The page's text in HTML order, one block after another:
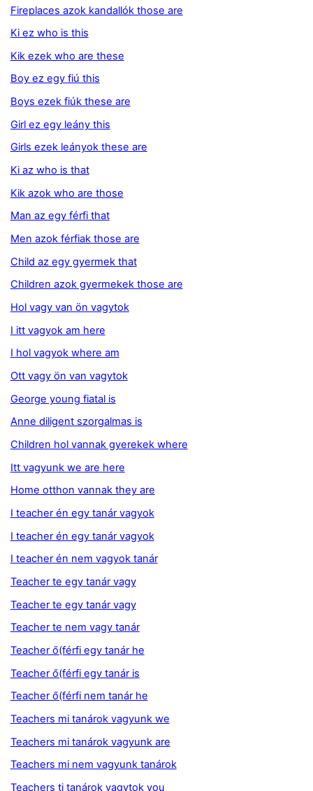
Fireplaces azok kandallók those are
Ki ez who is this
Kik ezek who are these
Boy ez egy fiú this
Boys ezek fiúk these are
Girl ez egy leány this
Girls ezek leányok these are
Ki az who is that
Kik azok who are those
Man az egy férfi that
Men azok férfiak those are
Child az egy gyermek that
Children azok gyermekek those are
Hol vagy van ön vagytok
I itt vagyok am here
I hol vagyok where am
Ott vagy ön van vagytok
George young fiatal is
Anne diligent szorgalmas is
Children hol vannak gyerekek where
Itt vagyunk we are here
Home otthon vannak they are
I teacher én egy tanár vagyok
I teacher én egy tanár vagyok
I teacher én nem vagyok tanár
Teacher te egy tanár vagy
Teacher te egy tanár vagy
Teacher te nem vagy tanár
Teacher ő(férfi egy tanár he
Teacher ő(férfi egy tanár is
Teacher ő(férfi nem tanár he
Teachers mi tanárok vagyunk we
Teachers mi tanárok vagyunk are
Teachers mi nem vagyunk tanárok
Teachers ti tanárok vagytok you